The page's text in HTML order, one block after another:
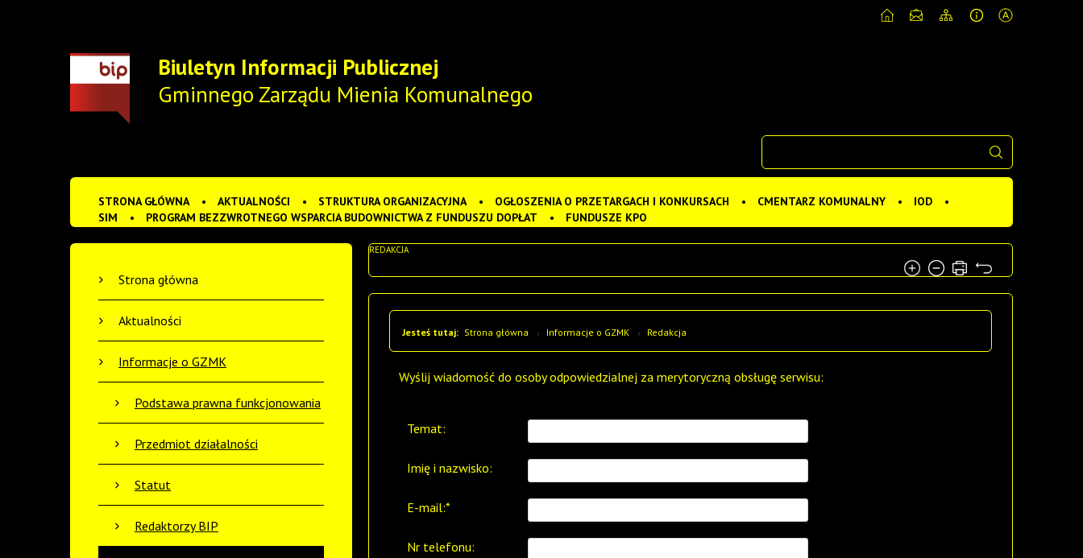
Biuletyn Informacji Publicznej
Gminnego Zarządu Mienia Komunalnego
STRONA GŁÓWNA AKTUALNOŚCI STRUKTURA ORGANIZACYJNA OGŁOSZENIA O PRZETARGACH I KONKURSACH CMENTARZ KOMUNALNY
IOD
SIM
PROGRAM BEZZWROTNEGO WSPARCIA BUDOWNICTWA Z FUNDUSZU DOPŁAT FUNDUSZE KPO
Strona główna
Aktualności
Informacje o GZMK
Podstawa prawna funkcjonowania
Przedmiot działalności
Statut
Redaktorzy BIP
REDAKCJA
Jesteś tutaj: Strona główna Informacje o GZMK Redakcja
Wyślij wiadomość do osoby odpowiedzialnej za merytoryczną obsługę serwisu:
Temat:
Imię i nazwisko:
E-mail:*
Nr telefonu: